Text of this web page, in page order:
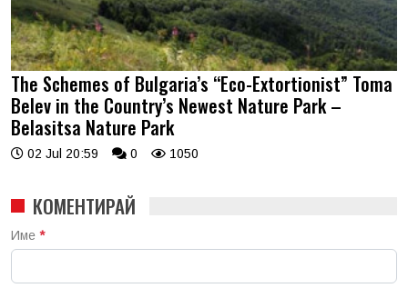
The Schemes of Bulgaria’s “Eco-Extortionist” Toma
Belev in the Country’s Newest Nature Park –
Belasitsa Nature Park
02 Jul 20:59 0 1050
КОМЕНТИРАЙ
Име *